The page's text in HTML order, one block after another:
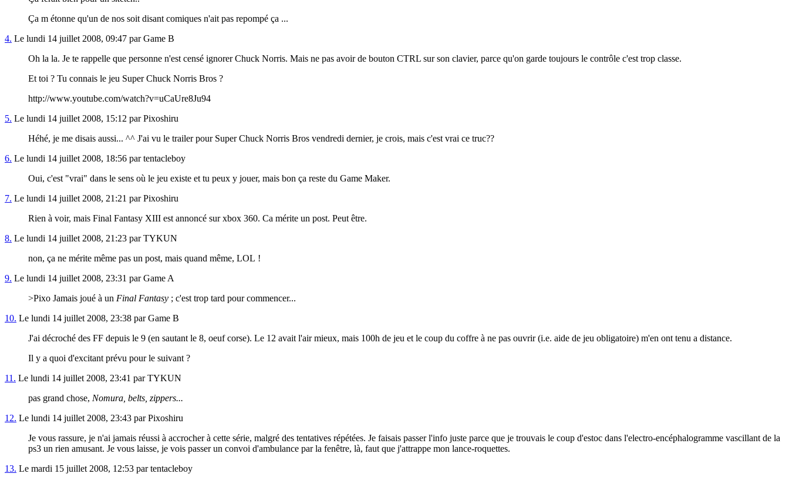
Ça m étonne qu'un de nos soit disant comiques n'ait pas repompé ça ...
4. Le lundi 14 juillet 2008, 09:47 par Game B
Oh la la. Je te rappelle que personne n'est censé ignorer Chuck Norris. Mais ne pas avoir de bouton CTRL sur son clavier, parce qu'on garde toujours le contrôle c'est trop classe.
Et toi ? Tu connais le jeu Super Chuck Norris Bros ?
http://www.youtube.com/watch?v=uCaUre8Ju94
5. Le lundi 14 juillet 2008, 15:12 par Pixoshiru
Héhé, je me disais aussi... ^^ J'ai vu le trailer pour Super Chuck Norris Bros vendredi dernier, je crois, mais c'est vrai ce truc??
6. Le lundi 14 juillet 2008, 18:56 par tentacleboy
Oui, c'est "vrai" dans le sens où le jeu existe et tu peux y jouer, mais bon ça reste du Game Maker.
7. Le lundi 14 juillet 2008, 21:21 par Pixoshiru
Rien à voir, mais Final Fantasy XIII est annoncé sur xbox 360. Ca mérite un post. Peut être.
8. Le lundi 14 juillet 2008, 21:23 par TYKUN
non, ça ne mérite même pas un post, mais quand même, LOL !
9. Le lundi 14 juillet 2008, 23:31 par Game A
>Pixo Jamais joué à un Final Fantasy ; c'est trop tard pour commencer...
10. Le lundi 14 juillet 2008, 23:38 par Game B
J'ai décroché des FF depuis le 9 (en sautant le 8, oeuf corse). Le 12 avait l'air mieux, mais 100h de jeu et le coup du coffre à ne pas ouvrir (i.e. aide de jeu obligatoire) m'en ont tenu a distance.
Il y a quoi d'excitant prévu pour le suivant ?
11. Le lundi 14 juillet 2008, 23:41 par TYKUN
pas grand chose, Nomura, belts, zippers...
12. Le lundi 14 juillet 2008, 23:43 par Pixoshiru
Je vous rassure, je n'ai jamais réussi à accrocher à cette série, malgré des tentatives répétées. Je faisais passer l'info juste parce que je trouvais le coup d'estoc dans l'electro-encéphalogramme vascillant de la
ps3 un rien amusant. Je vous laisse, je vois passer un convoi d'ambulance par la fenêtre, là, faut que j'attrappe mon lance-roquettes.
13. Le mardi 15 juillet 2008, 12:53 par tentacleboy